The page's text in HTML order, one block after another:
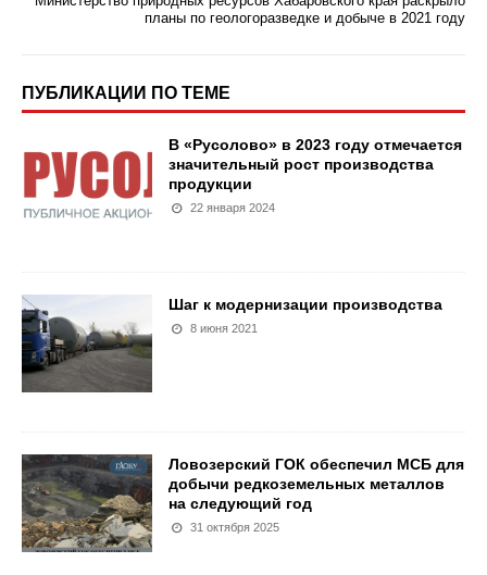
планы по геологоразведке и добыче в 2021 году
ПУБЛИКАЦИИ ПО ТЕМЕ
В «Русолово» в 2023 году отмечается
значительный рост производства
продукции
22 января 2024
Шаг к модернизации производства
8 июня 2021
Ловозерский ГОК обеспечил МСБ для
добычи редкоземельных металлов
на следующий год
31 октября 2025